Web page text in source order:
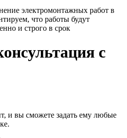
электромонтажных работ в
что работы будут
и строго в срок
с
и вы сможете задать ему любые